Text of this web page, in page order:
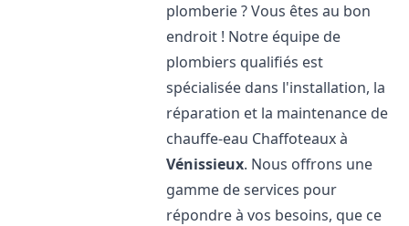
plomberie ? Vous êtes au bon
endroit ! Notre équipe de
plombiers qualifiés est
spécialisée dans l'installation, la
réparation et la maintenance de
chauffe-eau Chaffoteaux à
Vénissieux. Nous offrons une
gamme de services pour
répondre à vos besoins, que ce